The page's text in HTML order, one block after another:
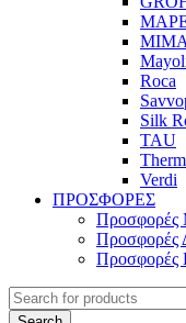
Roca
Silk
TAU
Verdi
ΠΡΟΣΦΟΡΕΣ
Προσφορές
Προσφορές
Προσφορές